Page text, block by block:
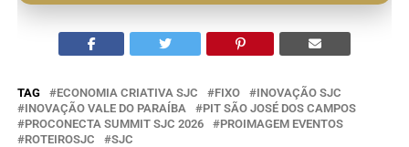
TAG ECONOMIA CRIATIVA SJC FIXO
INOVAÇÃO SJC
INOVAÇÃO VALE DO PARAÍBA
PIT SÃO JOSÉ DOS CAMPOS
PROCONECTA SUMMIT SJC 2026
PROIMAGEM EVENTOS
ROTEIROSJC
SJC